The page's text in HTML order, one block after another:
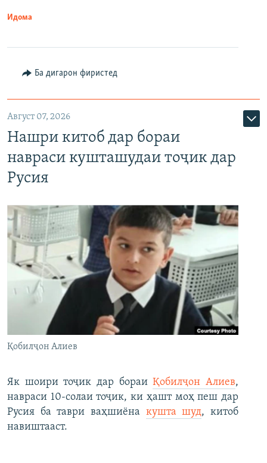
Идома
Ба дигарон фиристед
Август 07, 2026
Нашри китоб дар бораи
навраси кушташудаи тоҷик дар
Русия
Қобилҷон Алиев
Як шоири тоҷик дар бораиҚобилҷон Алиев,
навраси 10-солаи тоҷик, ки ҳашт моҳ пеш дар
Русия ба таври ваҳшиёна кушта шуд, китоб
навиштааст.